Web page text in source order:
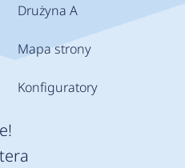
Drużyna A
Mapa strony
Konfiguratory